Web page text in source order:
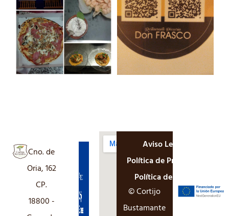
Cno. de
Oria, 162
CP.
18800 -
Aviso Legal
Política de Privacidad
Política de Cookies
© Cortijo
Bustamante